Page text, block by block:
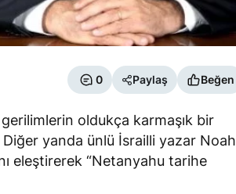
0 Paylaş Beğen
oldukça karmaşık bir
yanda ünlü İsrailli yazar Noah
eleştirerek “Netanyahu tarihe